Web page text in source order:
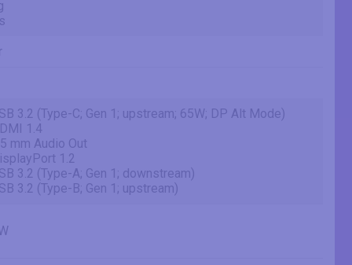
3.2 (Type-C; Gen 1; upstream; 65W; DP Alt Mode)
1.4
mm Audio Out
1.2
3.2 (Type-A; Gen 1; downstream)
3.2 (Type-B; Gen 1; upstream)